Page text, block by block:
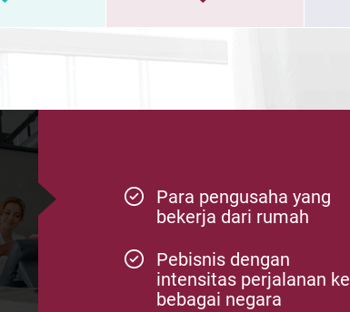
Para pengusaha yang
bekerja dari rumah
Pebisnis dengan
intensitas perjalanan ke
bebagai negara